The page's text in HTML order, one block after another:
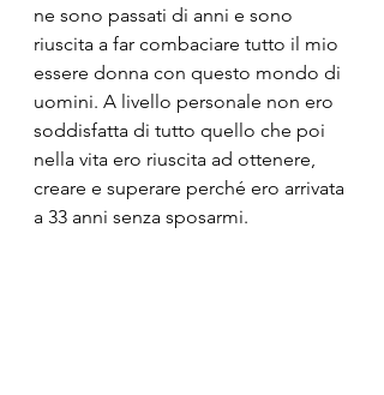
ne sono passati di anni e sono
riuscita a far combaciare tutto il mio
essere donna con questo mondo di
uomini. A livello personale non ero
soddisfatta di tutto quello che poi
nella vita ero riuscita ad ottenere,
creare e superare perché ero arrivata
a 33 anni senza sposarmi.